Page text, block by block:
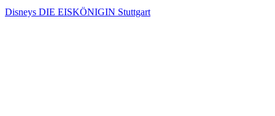
Disneys DIE EISKÖNIGIN Stuttgart